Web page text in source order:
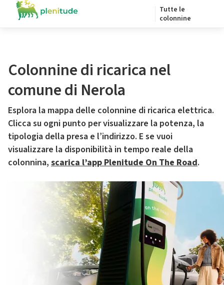
Tutte le
colonnine
Colonnine di ricarica nel
comune di Nerola
Esplora la mappa delle colonnine di ricarica elettrica.
Clicca su ogni punto per visualizzare la potenza, la
tipologia della presa e l’indirizzo. E se vuoi
visualizzare la disponibilità in tempo reale della
colonnina, scarica l’app Plenitude On The Road.